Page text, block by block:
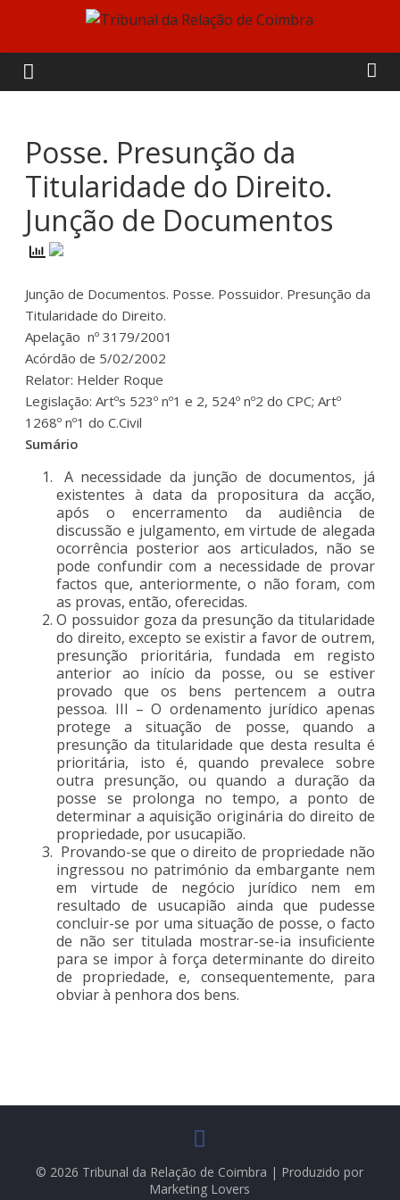
content
Tribunal
da
Relação
de
Coimbra
Posse. Presunção da
Titularidade do Direito.
Junção de Documentos
Junção de Documentos. Posse. Possuidor. Presunção da
Titularidade do Direito.
Apelação nº 3179/2001
Acórdão de 5/02/2002
Relator: Helder Roque
Legislação: Artºs 523º nº1 e 2, 524º nº2 do CPC; Artº
1268º nº1 do C.Civil
Sumário
A necessidade da junção de documentos, já
existentes à data da propositura da acção,
após o encerramento da audiência de
discussão e julgamento, em virtude de alegada
ocorrência posterior aos articulados, não se
pode confundir com a necessidade de provar
factos que, anteriormente, o não foram, com
as provas, então, oferecidas.
O possuidor goza da presunção da titularidade
do direito, excepto se existir a favor de outrem,
presunção prioritária, fundada em registo
anterior ao início da posse, ou se estiver
provado que os bens pertencem a outra
pessoa. III – O ordenamento jurídico apenas
protege a situação de posse, quando a
presunção da titularidade que desta resulta é
prioritária, isto é, quando prevalece sobre
outra presunção, ou quando a duração da
posse se prolonga no tempo, a ponto de
determinar a aquisição originária do direito de
propriedade, por usucapião.
Provando-se que o direito de propriedade não
ingressou no património da embargante nem
em virtude de negócio jurídico nem em
resultado de usucapião ainda que pudesse
concluir-se por uma situação de posse, o facto
de não ser titulada mostrar-se-ia insuficiente
para se impor à força determinante do direito
de propriedade, e, consequentemente, para
obviar à penhora dos bens.
© 2026 Tribunal da Relação de Coimbra | Produzido por
Marketing Lovers